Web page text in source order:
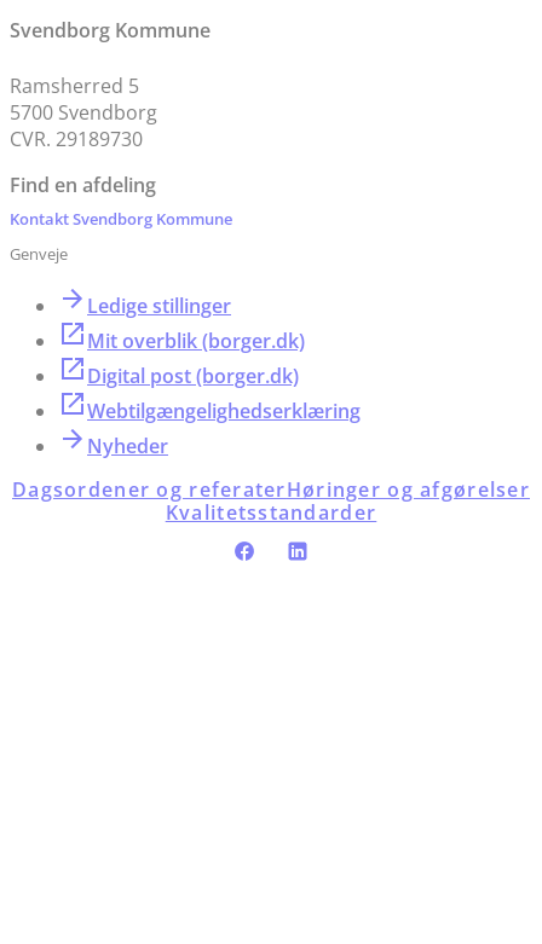
Svendborg Kommune
Ramsherred 5
5700 Svendborg
CVR. 29189730
Find en afdeling
Kontakt Svendborg Kommune
Genveje
Ledige stillinger
Mit overblik (borger.dk)
Digital post (borger.dk)
Webtilgængelighedserklæring
Nyheder
Dagsordener og referaterHøringer og afgørelser
Kvalitetsstandarder